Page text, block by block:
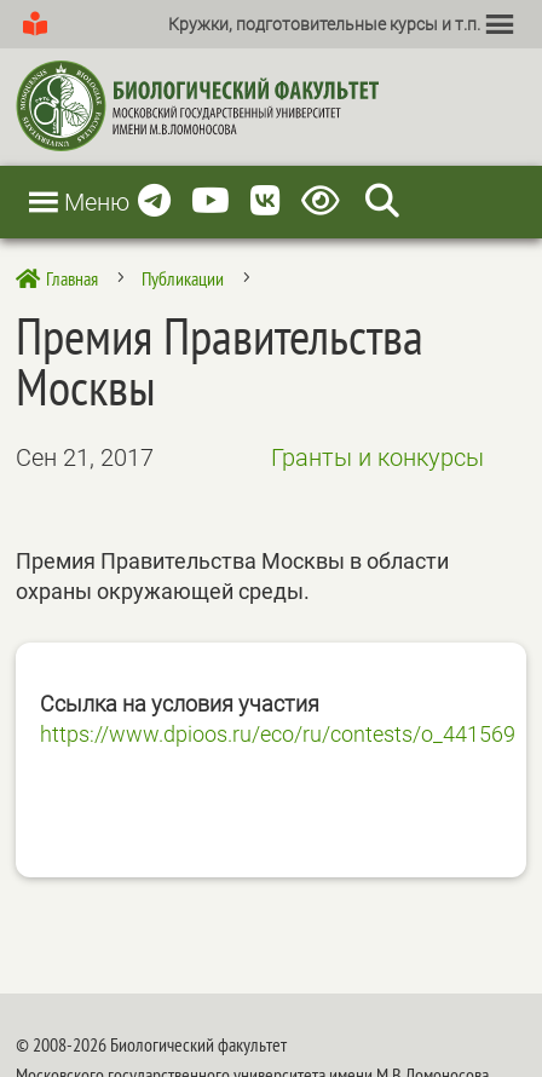
Кружки, подготовительные курсы и т.п.
Меню
 Главная 5 Публикации 5
Премия Правительства
Москвы
Сен 21, 2017 Гранты и конкурсы
Премия Правительства Москвы в области
охраны окружающей среды.
Ссылка на условия участия
https://www.dpioos.ru/eco/ru/contests/o_441569
© 2008-2026 Биологический факультет